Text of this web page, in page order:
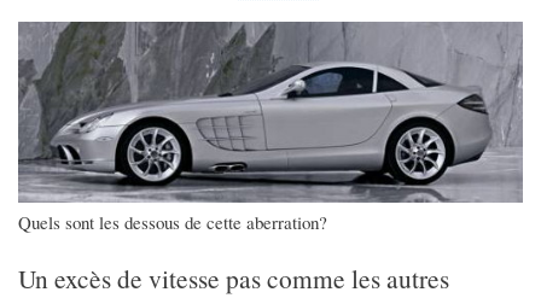
Quels sont les dessous de cette aberration?
Un excès de vitesse pas comme les autres